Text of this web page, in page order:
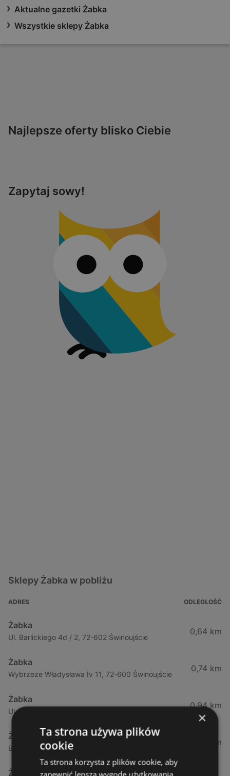
Aktualne gazetki Żabka
Wszystkie sklepy Żabka
Najlepsze oferty blisko Ciebie
Zapytaj sowy!
Sklepy Żabka w pobliżu
ADRES ODLEGŁOŚĆ
Żabka
Ul. Barlickiego 4d / 2, 72-602 Świnoujście
0,64 km
Żabka
Wybrzeze Władysława Iv 11, 72-600 Świnoujście
0,74 km
Żabka
Ul. Bohaterów Września 49, 72-600 Świnoujście
0,94 km
Żabka
Bohaterów Września 52, 72-600 Świnoujście
1,02 km
Żabka
×
Ta strona używa plików
cookie
Ta strona korzysta z plików cookie, aby